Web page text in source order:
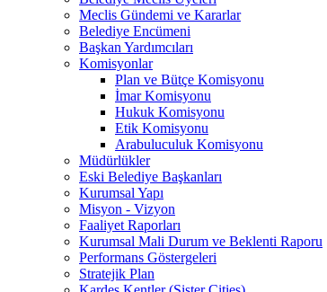
Meclis Gündemi ve Kararlar
Belediye Encümeni
Başkan Yardımcıları
Komisyonlar
Plan ve Bütçe Komisyonu
İmar Komisyonu
Hukuk Komisyonu
Etik Komisyonu
Arabuluculuk Komisyonu
Müdürlükler
Eski Belediye Başkanları
Kurumsal Yapı
Misyon - Vizyon
Faaliyet Raporları
Kurumsal Mali Durum ve Beklenti Raporu
Performans Göstergeleri
Stratejik Plan